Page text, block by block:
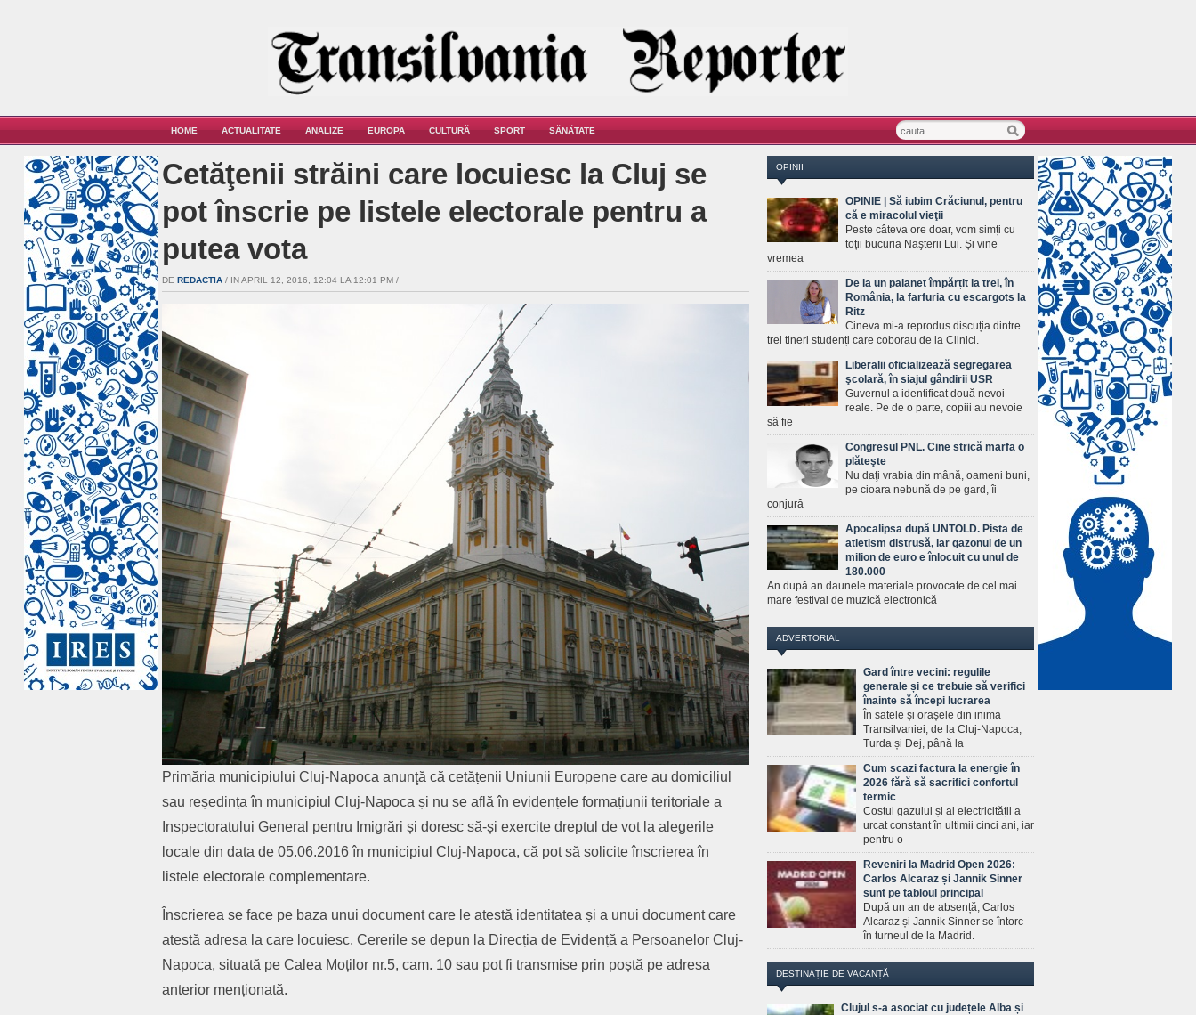
HOME ACTUALITATE ANALIZE EUROPA CULTURĂ SPORT SĂNĂTATE
Cetăţenii străini care locuiesc la Cluj se
pot înscrie pe listele electorale pentru a
putea vota
DE REDACTIA / IN APRIL 12, 2016, 12:04 LA 12:01 PM /
Primăria municipiului Cluj-Napoca anunţă că cetățenii Uniunii Europene care au domiciliul
sau reședința în municipiul Cluj-Napoca și nu se află în evidențele formațiunii teritoriale a
Inspectoratului General pentru Imigrări și doresc să-și exercite dreptul de vot la alegerile
locale din data de 05.06.2016 în municipiul Cluj-Napoca, că pot să solicite înscrierea în
listele electorale complementare.
Înscrierea se face pe baza unui document care le atestă identitatea și a unui document care
atestă adresa la care locuiesc. Cererile se depun la Direcția de Evidență a Persoanelor Cluj-
Napoca, situată pe Calea Moților nr.5, cam. 10 sau pot fi transmise prin poștă pe adresa
anterior menționată.
OPINII
OPINIE | Să iubim Crăciunul, pentru
că e miracolul vieţii
Peste câteva ore doar, vom simți cu
toții bucuria Naşterii Lui. Și vine
vremea
De la un palaneț împărțit la trei, în
România, la farfuria cu escargots la
Ritz
Cineva mi-a reprodus discuția dintre
trei tineri studenți care coborau de la Clinici.
Liberalii oficializează segregarea
şcolară, în siajul gândirii USR
Guvernul a identificat două nevoi
reale. Pe de o parte, copiii au nevoie
să fie
Congresul PNL. Cine strică marfa o
plăteşte
Nu daţi vrabia din mână, oameni buni,
pe cioara nebună de pe gard, îi
conjură
Apocalipsa după UNTOLD. Pista de
atletism distrusă, iar gazonul de un
milion de euro e înlocuit cu unul de
180.000
An după an daunele materiale provocate de cel mai
mare festival de muzică electronică
ADVERTORIAL
Gard între vecini: regulile
generale și ce trebuie să verifici
înainte să începi lucrarea
În satele și orașele din inima
Transilvaniei, de la Cluj-Napoca,
Turda și Dej, până la
Cum scazi factura la energie în
2026 fără să sacrifici confortul
termic
Costul gazului și al electricității a
urcat constant în ultimii cinci ani, iar
pentru o
Reveniri la Madrid Open 2026:
Carlos Alcaraz și Jannik Sinner
sunt pe tabloul principal
După un an de absență, Carlos
Alcaraz și Jannik Sinner se întorc
în turneul de la Madrid.
DESTINAȚIE DE VACANȚĂ
Clujul s-a asociat cu județele Alba și